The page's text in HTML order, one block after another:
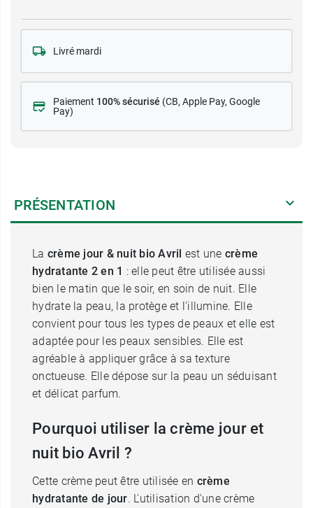
Livré mardi
Paiement 100% sécurisé (CB, Apple Pay, Google
Pay)
PRÉSENTATION
La crème jour & nuit bio Avril est une crème
hydratante 2 en 1 : elle peut être utilisée aussi
bien le matin que le soir, en soin de nuit. Elle
hydrate la peau, la protège et l'illumine. Elle
convient pour tous les types de peaux et elle est
adaptée pour les peaux sensibles. Elle est
agréable à appliquer grâce à sa texture
onctueuse. Elle dépose sur la peau un séduisant
et délicat parfum.
Pourquoi utiliser la crème jour et
nuit bio Avril ?
Cette crème peut être utilisée en crème
hydratante de jour. L'utilisation d'une crème